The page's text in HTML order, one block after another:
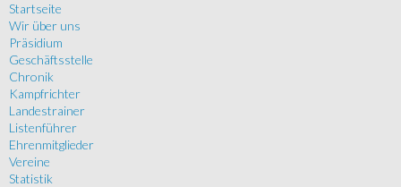
Startseite
Wir über uns
Präsidium
Geschäftsstelle
Chronik
Kampfrichter
Landestrainer
Listenführer
Ehrenmitglieder
Vereine
Statistik